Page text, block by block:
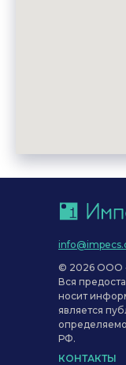
© 2026 ООО
Вся
носит
является
РФ.
КОНТАКТЫ